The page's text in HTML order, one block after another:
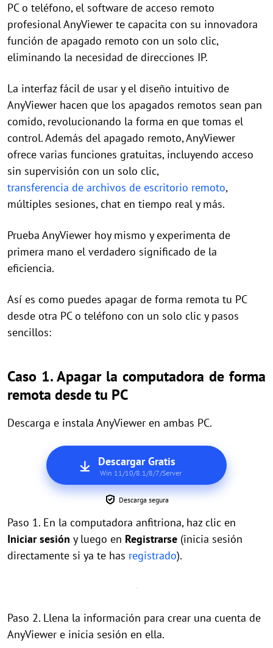
PC o teléfono, el software de acceso remoto
profesional AnyViewer te capacita con su innovadora
función de apagado remoto con un solo clic,
eliminando la necesidad de direcciones IP.
La interfaz fácil de usar y el diseño intuitivo de
AnyViewer hacen que los apagados remotos sean pan
comido, revolucionando la forma en que tomas el
control. Además del apagado remoto, AnyViewer
ofrece varias funciones gratuitas, incluyendo acceso
sin supervisión con un solo clic,
transferencia de archivos de escritorio remoto,
múltiples sesiones, chat en tiempo real y más.
Prueba AnyViewer hoy mismo y experimenta de
primera mano el verdadero significado de la
eficiencia.
Así es como puedes apagar de forma remota tu PC
desde otra PC o teléfono con un solo clic y pasos
sencillos:
Caso 1. Apagar la computadora de forma
remota desde tu PC
Descarga e instala AnyViewer en ambas PC.
Descargar Gratis
Win 11/10/8.1/8/7/Server
Descarga segura
Paso 1. En la computadora anfitriona, haz clic en
Iniciar sesión y luego en Registrarse (inicia sesión
directamente si ya te has registrado).
Paso 2. Llena la información para crear una cuenta de
AnyViewer e inicia sesión en ella.